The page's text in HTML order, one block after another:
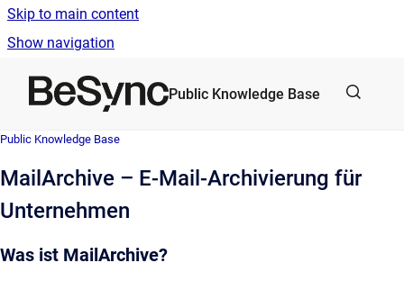
Skip to main content
Show navigation
Public Knowledge Base
Public Knowledge Base
MailArchive – E-Mail-Archivierung für
Unternehmen
Was ist MailArchive?